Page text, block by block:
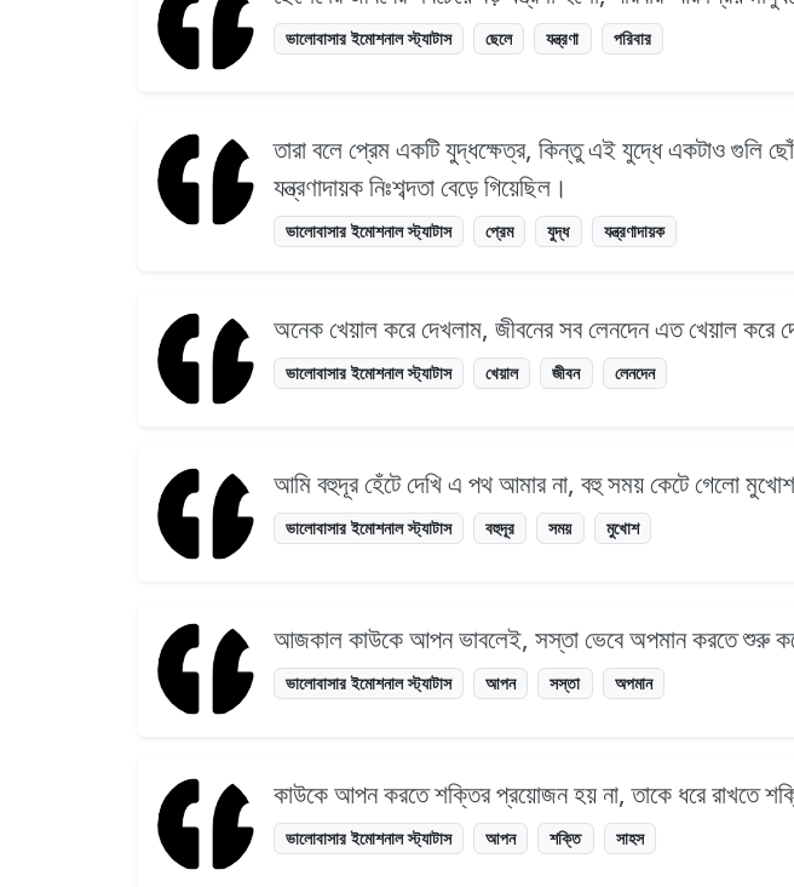
ভালোবাসার ইমোশনাল স্ট্যাটাস ছেলে যন্ত্রণা পরিবার
তারা বলে প্রেম একটি যুদ্ধক্ষেত্র, কিন্তু এই যুদ্ধে একটাও গুলি
যন্ত্রণাদায়ক নিঃশব্দতা বেড়ে গিয়েছিল।
ভালোবাসার ইমোশনাল স্ট্যাটাস প্রেম যুদ্ধ যন্ত্রণাদায়ক
অনেক খেয়াল করে দেখলাম, জীবনের সব লেনদেন এত খেয়াল করে
ভালোবাসার ইমোশনাল স্ট্যাটাস খেয়াল জীবন লেনদেন
আমি বহুদূর হেঁটে দেখি এ পথ আমার না, বহু সময় কেটে গেলো
ভালোবাসার ইমোশনাল স্ট্যাটাস বহুদূর সময় মুখোশ
আজকাল কাউকে আপন ভাবলেই, সস্তা ভেবে অপমান করতে শুরু
ভালোবাসার ইমোশনাল স্ট্যাটাস আপন সস্তা অপমান
কাউকে আপন করতে শক্তির প্রয়োজন হয় না, তাকে ধরে রাখতে
ভালোবাসার ইমোশনাল স্ট্যাটাস আপন শক্তি সাহস